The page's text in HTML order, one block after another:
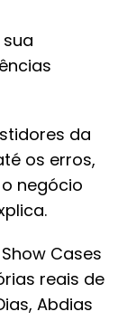
da
os erros,
negócio
Cases
reais de
Abdias